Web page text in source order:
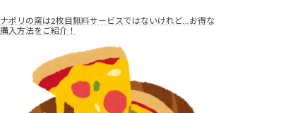
ナポリの窯は2枚目無料サービスではないけれど…お得な
購入方法をご紹介！